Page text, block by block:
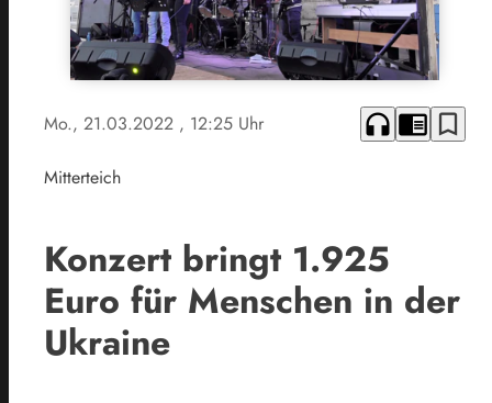
Mo., 21.03.2022 , 12:25 Uhr headphones chrome_reader_mode bookmark_border
Mitterteich
Konzert bringt 1.925
Euro für Menschen in der
Ukraine